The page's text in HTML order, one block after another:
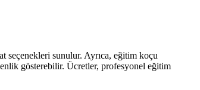
seçenekleri sunulur. Ayrıca, eğitim koçu
gösterebilir. Ücretler, profesyonel eğitim